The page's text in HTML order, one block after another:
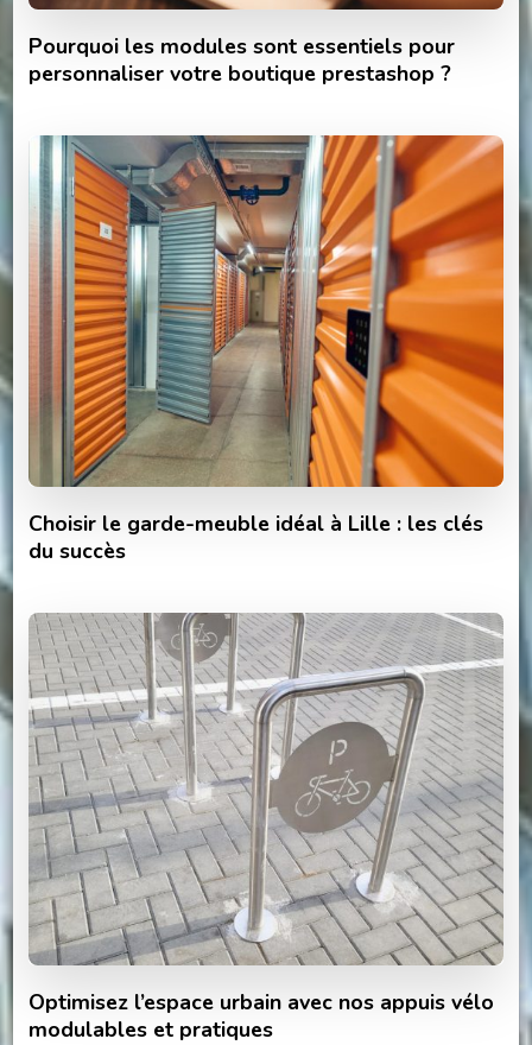
Pourquoi les modules sont essentiels pour
personnaliser votre boutique prestashop ?
Choisir le garde-meuble idéal à Lille : les clés
du succès
Optimisez l’espace urbain avec nos appuis vélo
modulables et pratiques